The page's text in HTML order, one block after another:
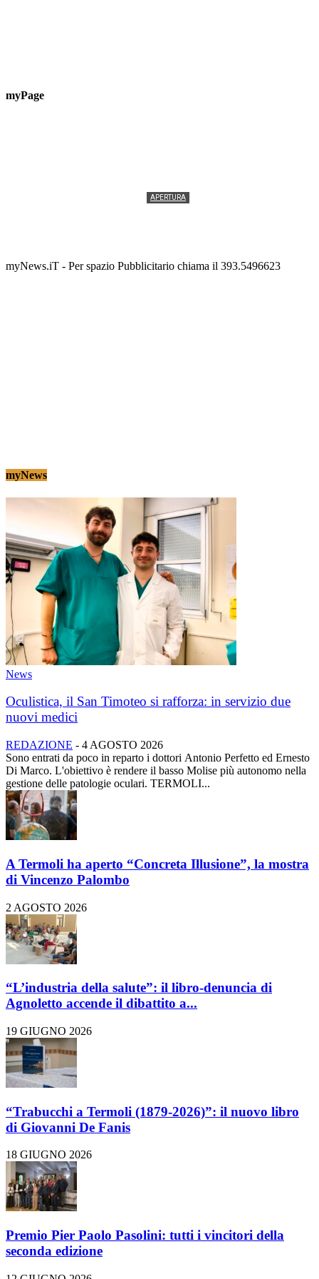
myPage
APERTURA
myNews.iT - Per spazio Pubblicitario chiama il 393.5496623
myNews
News
Oculistica, il San Timoteo si rafforza: in servizio due
nuovi medici
REDAZIONE - 4 AGOSTO 2026
Sono entrati da poco in reparto i dottori Antonio Perfetto ed Ernesto
Di Marco. L'obiettivo è rendere il basso Molise più autonomo nella
gestione delle patologie oculari. TERMOLI...
A Termoli ha aperto “Concreta Illusione”, la mostra
di Vincenzo Palombo
2 AGOSTO 2026
“L’industria della salute”: il libro-denuncia di
Agnoletto accende il dibattito a...
19 GIUGNO 2026
“Trabucchi a Termoli (1879-2026)”: il nuovo libro
di Giovanni De Fanis
18 GIUGNO 2026
Premio Pier Paolo Pasolini: tutti i vincitori della
seconda edizione